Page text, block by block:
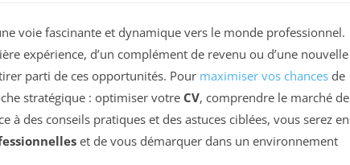
voie fascinante et dynamique vers le monde professionnel.
expérience, d’un complément de revenu ou d’une nouvelle
parti de ces opportunités. Pour maximiser vos chances de
stratégique : optimiser votre CV, comprendre le marché de
à des conseils pratiques et des astuces ciblées, vous serez en
et de vous démarquer dans un environnement